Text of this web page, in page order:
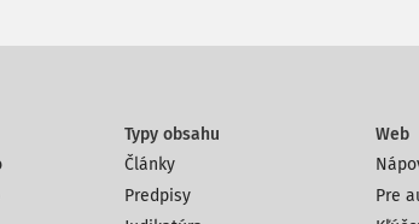
Typy obsahu
Články
Predpisy
Web
Pre